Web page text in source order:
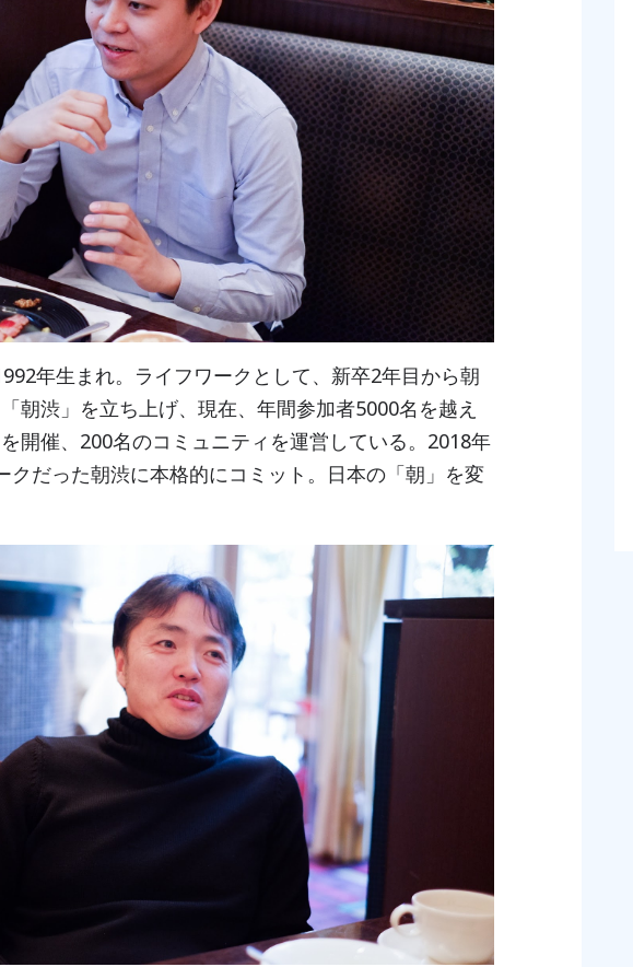
年生まれ。ライフワークとして、新卒2年目から朝
朝渋」を立ち上げ、現在、年間参加者5000名を越え
開催、200名のコミュニティを運営している。2018年
クだった朝渋に本格的にコミット。日本の「朝」を変